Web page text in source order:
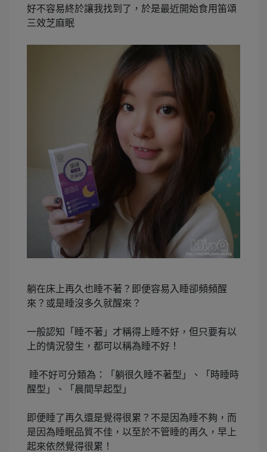
好不容易終於讓我找到了，於是最近開始食用笛頌
三效芝麻眠
躺在床上再久也睡不著？即便容易入睡卻頻頻醒
來？或是睡沒多久就醒來？
一般認知「睡不著」才稱得上睡不好，但只要有以
上的情況發生，都可以稱為睡不好！
睡不好可分類為：「躺很久睡不著型」、「時睡時
醒型」、「晨間早起型」
即便睡了再久還是覺得很累？不是因為睡不夠，而
是因為睡眠品質不佳，以至於不管睡的再久，早上
起來依然覺得很累！